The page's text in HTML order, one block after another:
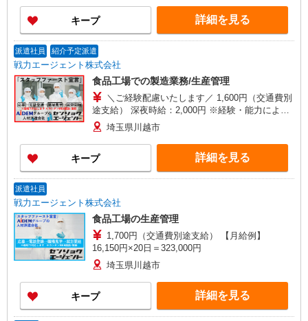
キープ 詳細を見る
派遣社員 紹介予定派遣
戦力エージェント株式会社
食品工場での製造業務/生産管理
＼ご経験配慮いたします／ 1,600円（交通費別
途支給） 深夜時給：2,000円 ※経験・能力により
異なる埼玉県川越市
キープ 詳細を見る
派遣社員
戦力エージェント株式会社
食品工場の生産管理
1,700円（交通費別途支給） 【月給例】
16,150円×20日＝323,000円
埼玉県川越市
キープ 詳細を見る